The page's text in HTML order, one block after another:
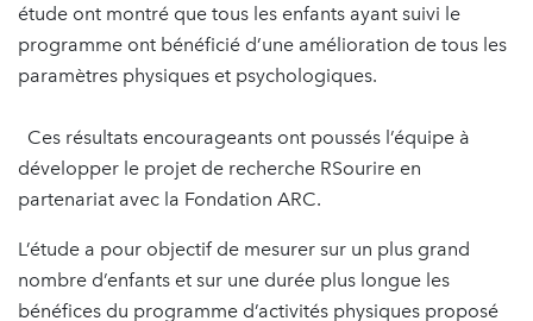
étude ont montré que tous les enfants ayant suivi le
programme ont bénéficié d’une amélioration de tous les
paramètres physiques et psychologiques.
Ces résultats encourageants ont poussés l’équipe à
développer le projet de recherche RSourire en
partenariat avec la Fondation ARC.
L’étude a pour objectif de mesurer sur un plus grand
nombre d’enfants et sur une durée plus longue les
bénéfices du programme d’activités physiques proposé